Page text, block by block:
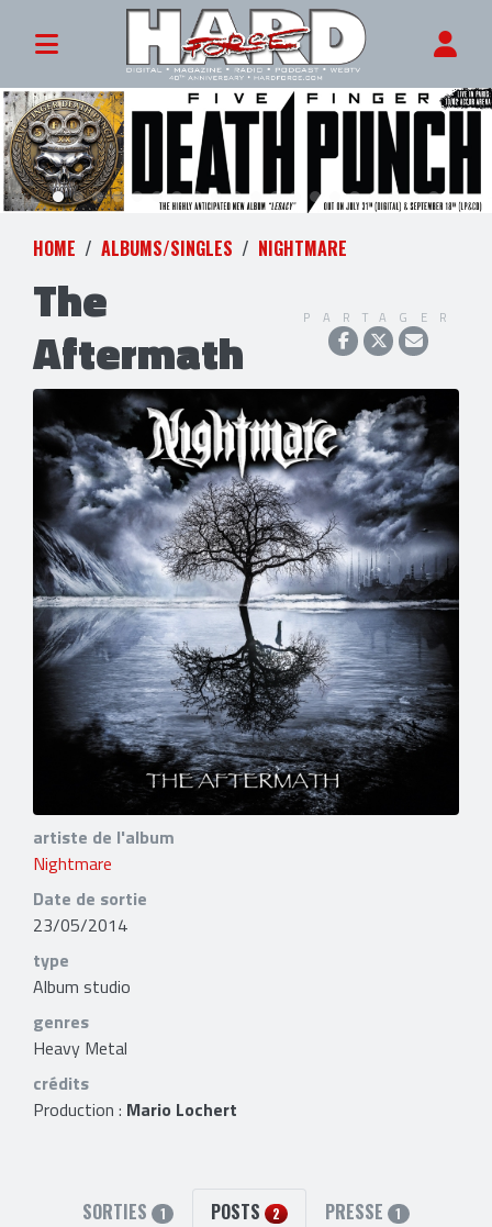
HOME ALBUMS/SINGLES NIGHTMARE
The
Aftermath
PARTAGER
artiste de l'album
Nightmare
Date de sortie
23/05/2014
type
Album studio
genres
Heavy Metal
crédits
Production : Mario Lochert
SORTIES 1 POSTS 2 PRESSE 1